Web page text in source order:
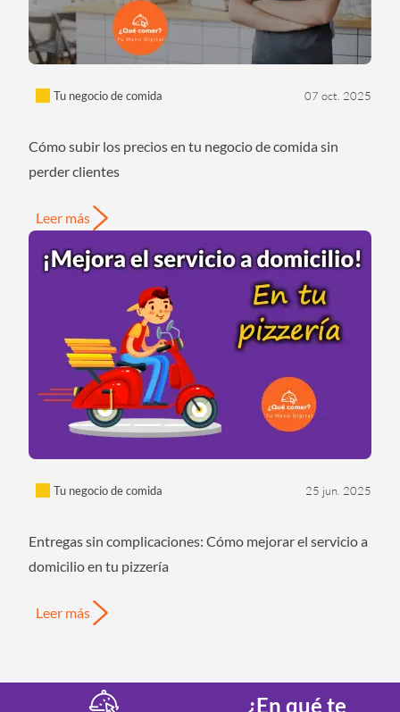
Tu negocio de comida 07 oct. 2025
Cómo subir los precios en tu negocio de comida sin
perder clientes
Leer más
Tu negocio de comida 25 jun. 2025
Entregas sin complicaciones: Cómo mejorar el servicio a
domicilio en tu pizzería
Leer más
¿En qué te